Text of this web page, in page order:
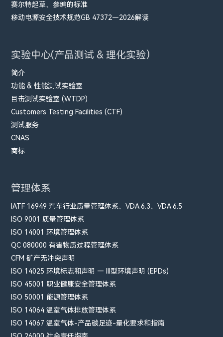
赛尔特起草、参编的标准
移动电源安全技术规范GB 47372—2026解读
实验中心(产品测试 & 理化实验）
简介
功能 & 性能测试实验室
目击测试实验室 (WTDP)
Customers Testing Facilities (CTF)
测试服务
CNAS
商标
管理体系
IATF 16949 汽车行业质量管理体系、VDA 6.3、VDA 6.5
ISO 9001 质量管理体系
ISO 14001 环境管理体系
QC 080000 有害物质过程管理体系
CFM​ 矿产无冲突声明
ISO 14025 环境标志和声明 — III型环境声明 (EPDs)
ISO 45001 职业健康安全管理体系
ISO 50001 能源管理体系
ISO 14064 温室气体排放管理体系
ISO 14067 温室气体-产品碳足迹-量化要求和指南